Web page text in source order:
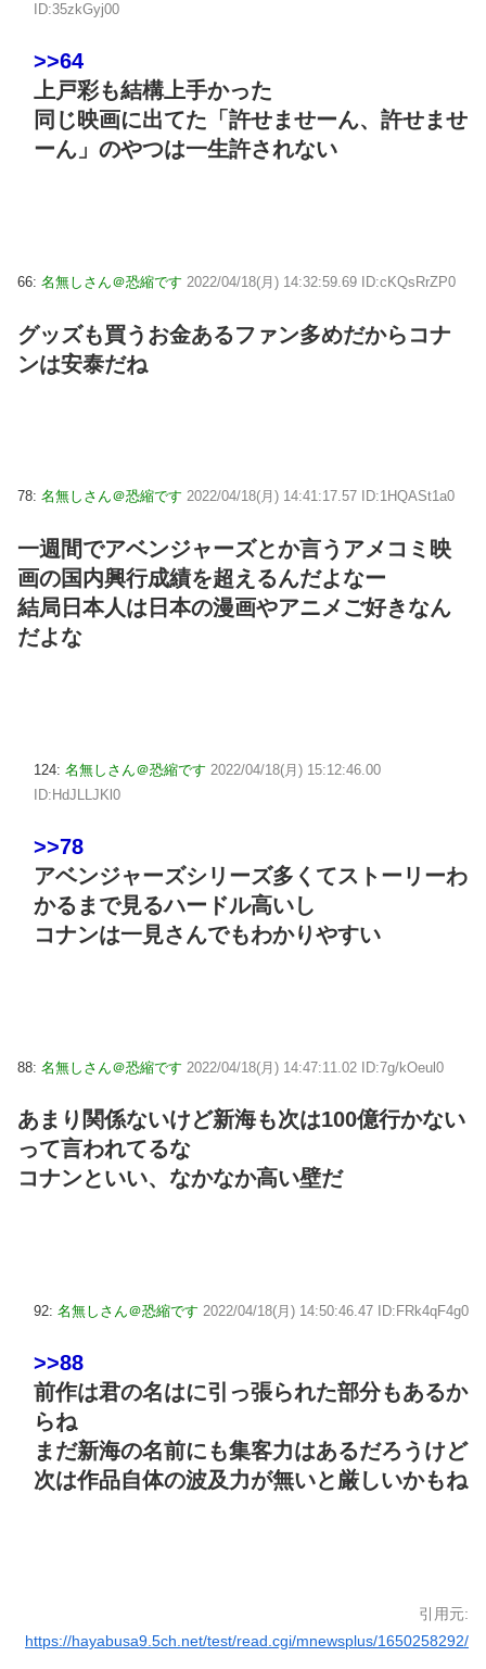
ID:35zkGyj00
>>64
上戸彩も結構上手かった
同じ映画に出てた「許せませーん、許せませ
ーん」のやつは一生許されない
66: 名無しさん＠恐縮です 2022/04/18(月) 14:32:59.69 ID:cKQsRrZP0
グッズも買うお金あるファン多めだからコナ
ンは安泰だね
78: 名無しさん＠恐縮です 2022/04/18(月) 14:41:17.57 ID:1HQASt1a0
一週間でアベンジャーズとか言うアメコミ映
画の国内興行成績を超えるんだよなー
結局日本人は日本の漫画やアニメご好きなん
だよな
124: 名無しさん＠恐縮です 2022/04/18(月) 15:12:46.00
ID:HdJLLJKl0
>>78
アベンジャーズシリーズ多くてストーリーわ
かるまで見るハードル高いし
コナンは一見さんでもわかりやすい
88: 名無しさん＠恐縮です 2022/04/18(月) 14:47:11.02 ID:7g/kOeul0
あまり関係ないけど新海も次は100億行かない
って言われてるな
コナンといい、なかなか高い壁だ
92: 名無しさん＠恐縮です 2022/04/18(月) 14:50:46.47 ID:FRk4qF4g0
>>88
前作は君の名はに引っ張られた部分もあるか
らね
まだ新海の名前にも集客力はあるだろうけど
次は作品自体の波及力が無いと厳しいかもね
引用元:
https://hayabusa9.5ch.net/test/read.cgi/mnewsplus/1650258292/